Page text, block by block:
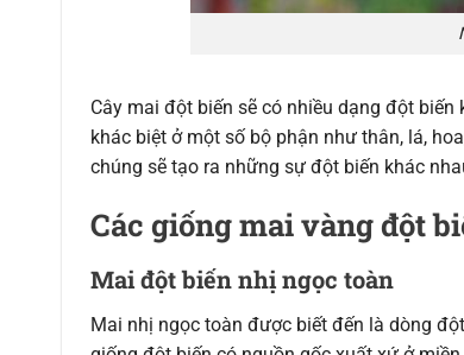
Cây mai đột biến sẽ có nhiều dạng đột
khác biệt ở một số bộ phận như thân, lá,
chúng sẽ tạo ra những sự đột biến khác
Các giống mai vàng đột
Mai đột biến nhị ngọc toàn
Mai nhị ngọc toàn được biết đến là dòng